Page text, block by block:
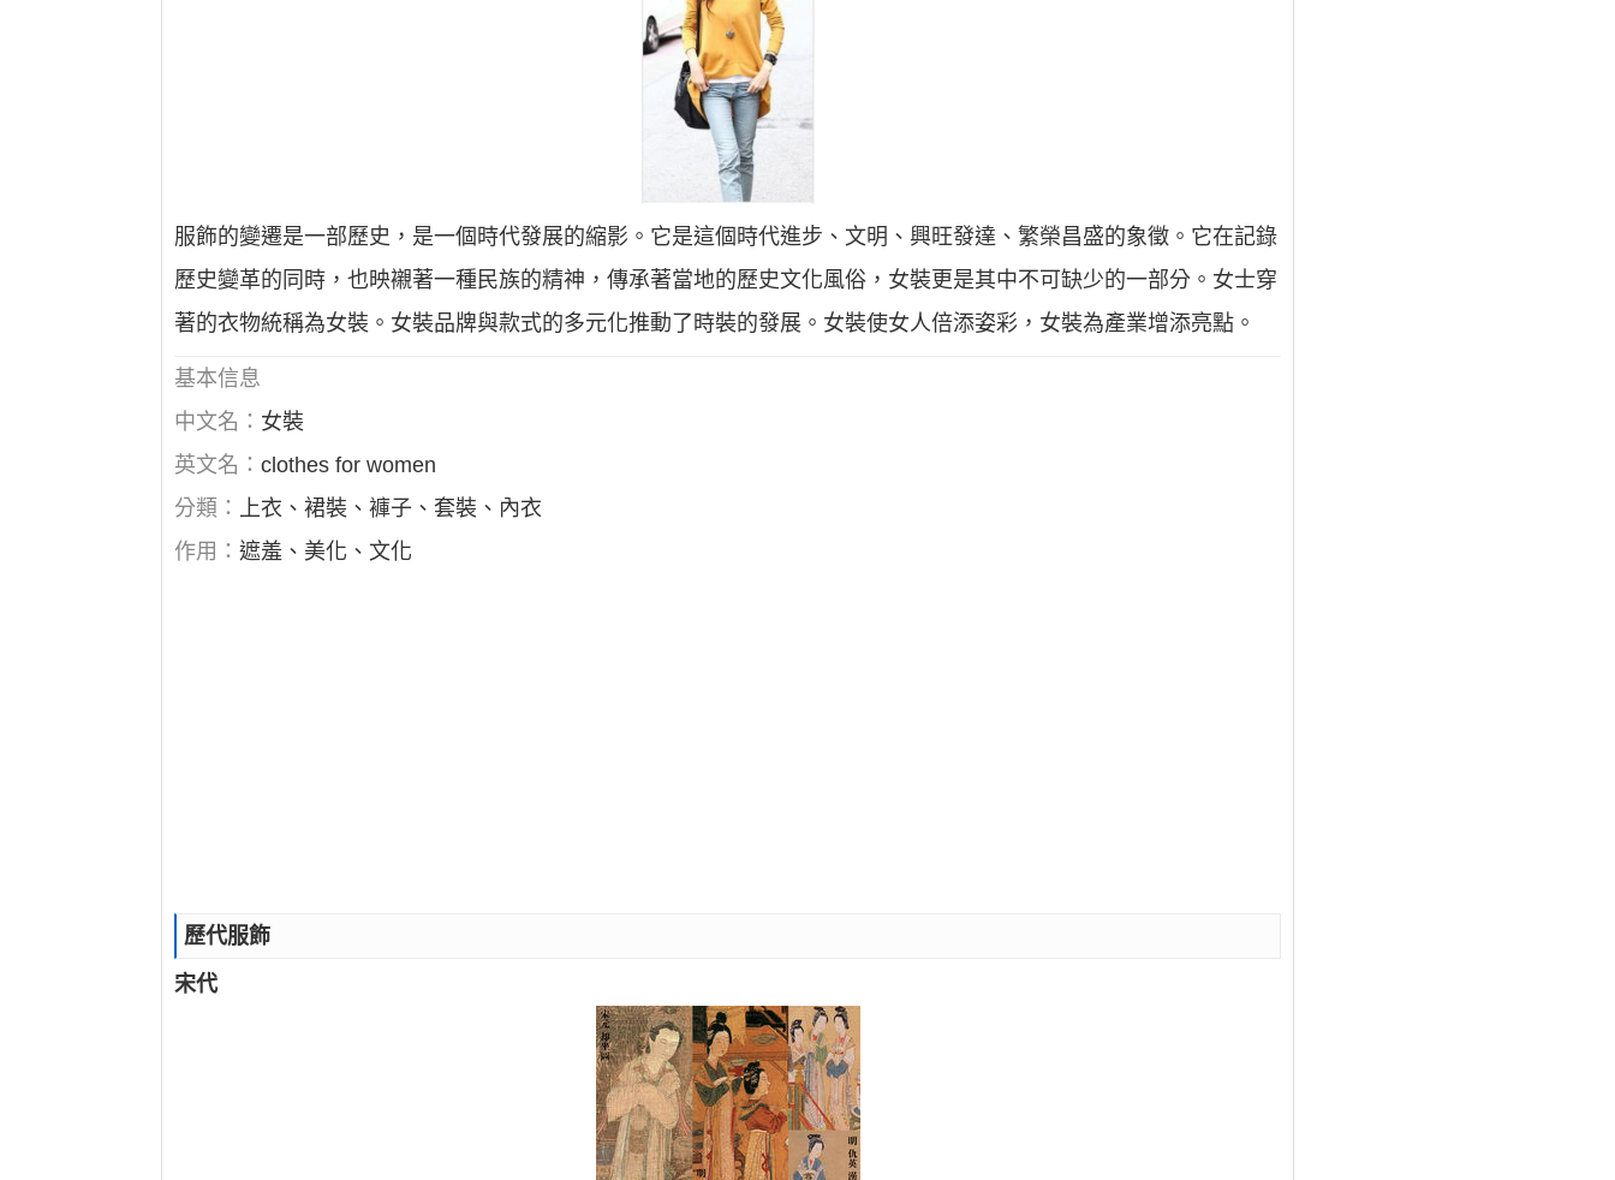
服飾的變遷是一部歷史，是一個時代發展的縮影。它是這個時代進步、文明、興旺發達、繁榮昌盛的象徵。它在記錄
歷史變革的同時，也映襯著一種民族的精神，傳承著當地的歷史文化風俗，女裝更是其中不可缺少的一部分。女士穿
著的衣物統稱為女裝。女裝品牌與款式的多元化推動了時裝的發展。女裝使女人倍添姿彩，女裝為產業增添亮點。
基本信息
中文名： 女裝
英文名：clothes for women
分類： 上衣、裙裝、褲子、套裝、內衣
作用：遮羞、美化、文化
歷代服飾
宋代